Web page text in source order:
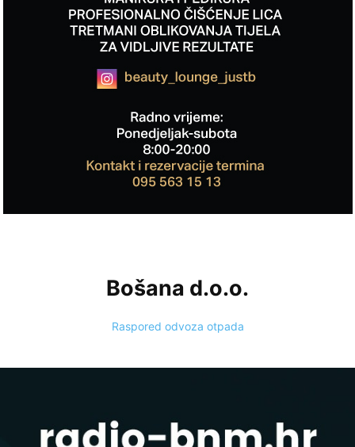
Bošana d.o.o.
Raspored odvoza otpada